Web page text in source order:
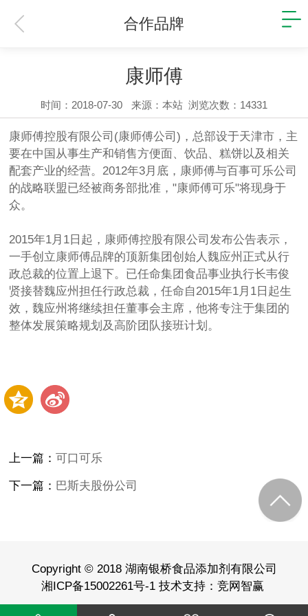
合作品牌
康师傅
时间：2018-07-30 来源：本站 浏览次数：14331
康师傅控股有限公司(康师傅公司)，总部设于天津市，主
要在中国从事生产和销售方便面、饮品、糕饼以及相关
配套产业的经营。2012年3月底，康师傅与百事可乐公司
的战略联盟已经被商务部批准，"康师傅可乐"将现身于
众。
2015年1月1日起，康师傅控股有限公司发布公告表示，
一手创立康师傅品牌的顶新集团创始人魏应州正式从行
政总裁的位置上退下。已任命集团食品事业执行长韦俊
贤接替魏应州担任行政总裁，任命自2015年1月1日起生
效，魏应州将继续担任董事会主席，他将专注于集团的
整体发展策略规划及高阶团队接班计划。
上一篇： 可口可乐
下一篇： 巴斯夫股份公司
Copyright © 2018 湖南银桥食品添加剂有限公司
湘ICP备15002261号-1 技术支持： 竞网智赢